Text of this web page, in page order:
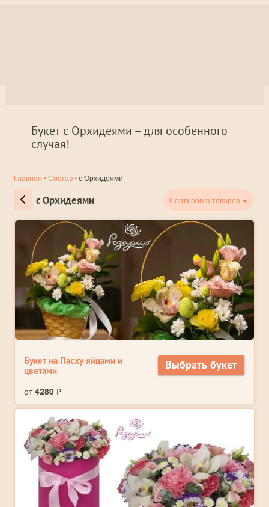
Букет с Орхидеями – для особенного
случая!
Главная •Состав•с Орхидеями
с Орхидеями
Букет на Пасху яйцами и
цветами
от4280 ₽
Выбрать букет
Сортировка товаров